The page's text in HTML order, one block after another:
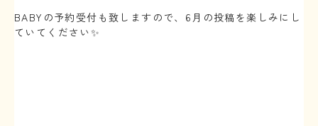
BABYの予約受付も致しますので、6月の投稿を楽しみにし
ていてください✨